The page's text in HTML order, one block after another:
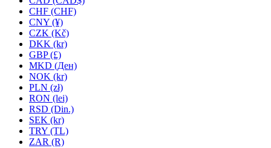
CHF (CHF)
CNY (¥)
CZK (Kč)
DKK (kr)
GBP (£)
MKD (Ден)
NOK (kr)
PLN (zł)
RON (lei)
RSD (Din.)
SEK (kr)
TRY (TL)
ZAR (R)